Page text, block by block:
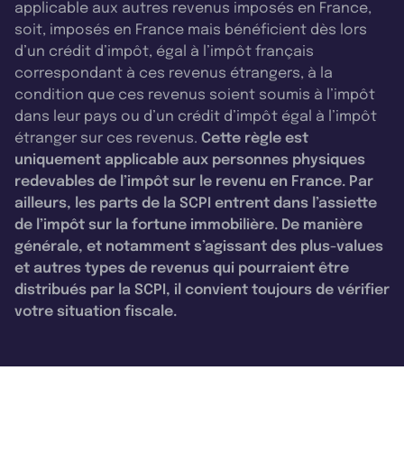
applicable aux autres revenus imposés en France,
soit, imposés en France mais bénéficient dès lors
d’un crédit d’impôt, égal à l’impôt français
correspondant à ces revenus étrangers, à la
condition que ces revenus soient soumis à l’impôt
dans leur pays ou d’un crédit d’impôt égal à l’impôt
étranger sur ces revenus. Cette règle est
uniquement applicable aux personnes physiques
redevables de l’impôt sur le revenu en France. Par
ailleurs, les parts de la SCPI entrent dans l’assiette
de l’impôt sur la fortune immobilière. De manière
générale, et notamment s’agissant des plus-values
et autres types de revenus qui pourraient être
distribués par la SCPI, il convient toujours de vérifier
votre situation fiscale.